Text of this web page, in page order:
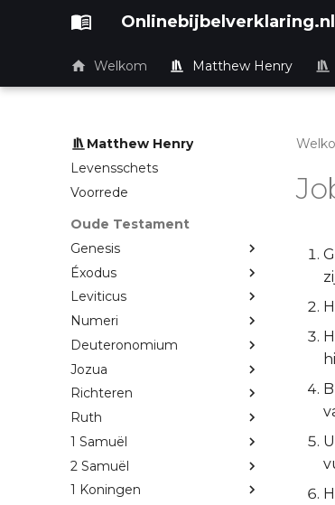
Onlinebijbelverklaring.nl
Welkom Matthew Henry
Matthew Henry
Levensschets
Voorrede
Oude Testament
Genesis
Éxodus
Leviticus
Numeri
Deuteronomium
Jozua
Richteren
Ruth
1 Samuël
2 Samuël
1 Koningen